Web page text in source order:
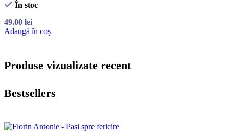
În stoc
49.00 lei
Adaugă în coș
Produse vizualizate recent
Bestsellers